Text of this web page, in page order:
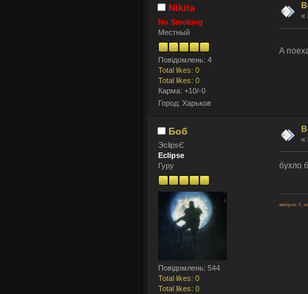
Nikita
No Smoking
Местный
Повідомлень: 4
Total likes: 0
Total likes: 0
Карма: +10/-0
Город: Харьков
«
А
Боб
ЭclipsЄ
Eclipse
Гуру
Повідомлень: 544
Total likes: 0
Total likes: 0
«
бухло
авторок: 5,